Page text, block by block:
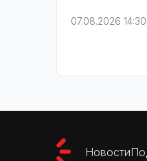
07.08.2026 14:30
Новости